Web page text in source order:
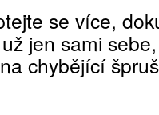
se více,
jen sami
chybějící